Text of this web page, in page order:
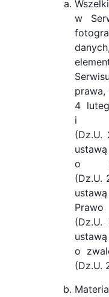
w
4
i
o
(Dz.U.
o
(Dz.U.